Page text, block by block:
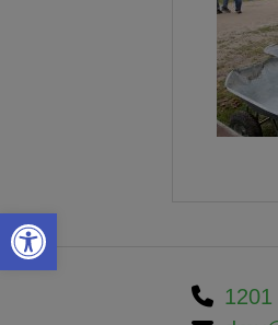
Open toolbar
1201